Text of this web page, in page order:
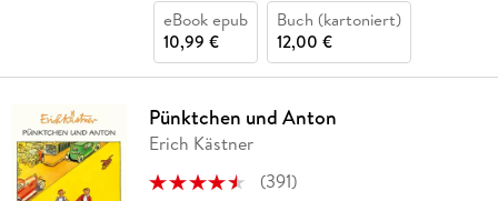
eBook epub
10,99 €
Buch (kartoniert)
12,00 €
Pünktchen und Anton
Erich Kästner
(391)